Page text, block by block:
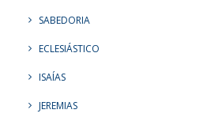
SABEDORIA
ECLESIÁSTICO
ISAÍAS
JEREMIAS